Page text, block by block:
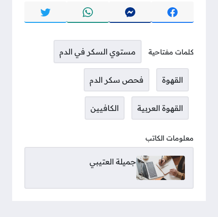
كلمات مفتاحية مستوي السكر في الدم
القهوة فحص سكر الدم
القهوة العربية الكافيين
معلومات الكاتب
جميلة العتيبي